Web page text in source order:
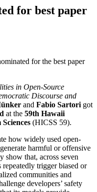
for best paper
for the best paper
in Open-Source
Discourse and
and Fabio Sartori got
at the 59th Hawaii
(HICSS 59).
how widely used open-
harmful or offensive
show that, across seven
trigger biased or
communities and
developers’ safety